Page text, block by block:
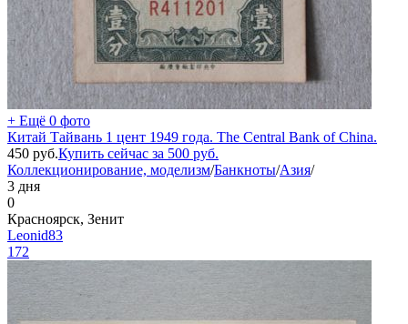
+ Ещё 0 фото
Китай Тайвань 1 цент 1949 года. The Central Bank of China.
450 руб.Купить сейчас за 500 руб.
Коллекционирование, моделизм/Банкноты/Азия/
3 дня
0
Красноярск, Зенит
Leonid83
172